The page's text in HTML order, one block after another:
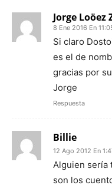
Jorge Loöez
8 Ene 2016 En
Si claro
es el de
gracias por
Jorge
Respuesta
Billie
12 Ago 2012 En
Alguien sería
son los